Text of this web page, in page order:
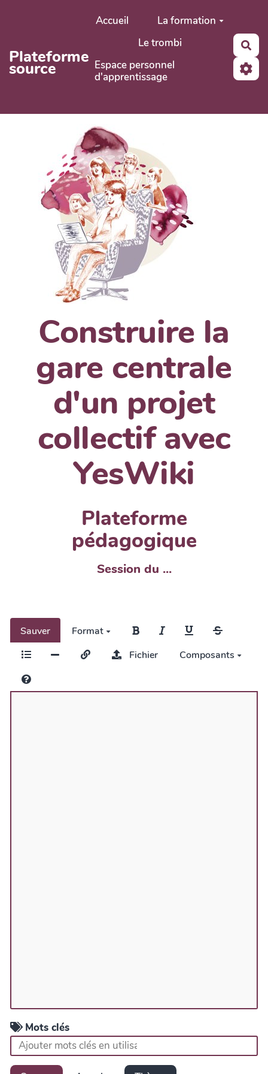
Aller au contenu principal
Plateforme
source
Accueil
La formation
Le trombi
Espace personnel
d'apprentissage
Construire la
gare centrale
d'un projet
collectif avec
YesWiki
Plateforme
pédagogique
Session du ...
Sauver
Format
Fichier
Composants
Mots clés